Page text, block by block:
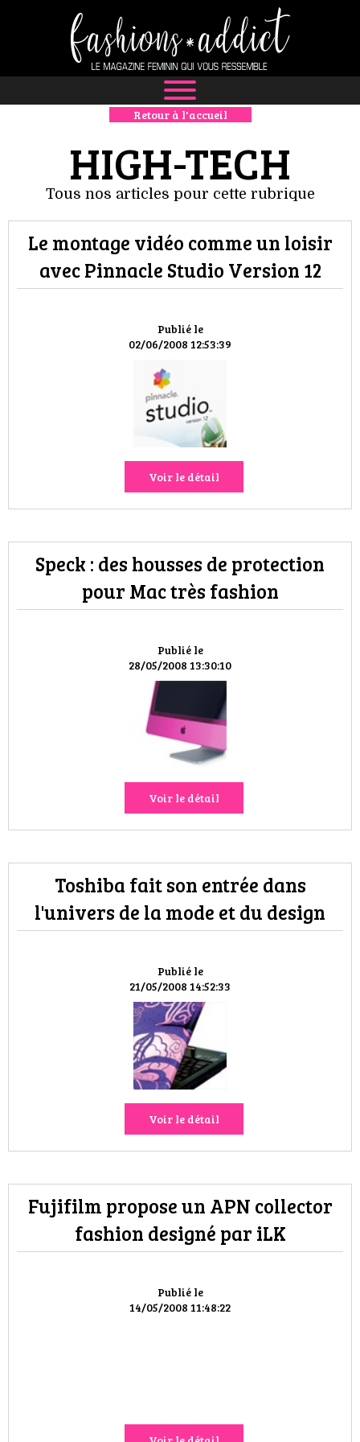
NEWS
MODE
LUXE
DÉFILÉS
BOUTIQUE
CULTURE
HIGH TECH
MAISON
AUTO
LIEUX TENDANCES
MODE DE RUE
JEUNES CRÉATEURS
HISTOIRE DES MARQUES
DÉCO
VOYAGES & LOISIRS
Retour à l'accueil
HIGH-TECH
Tous nos articles pour cette rubrique
Publié le
02/06/2008 12:53:39
Le montage vidéo comme un loisir
avec Pinnacle Studio Version 12
Voir le détail
Publié le
28/05/2008 13:30:10
Speck : des housses de protection
pour Mac très fashion
Voir le détail
Publié le
21/05/2008 14:52:33
Toshiba fait son entrée dans
l'univers de la mode et du design
Voir le détail
Publié le
14/05/2008 11:48:22
Fujifilm propose un APN collector
fashion designé par iLK